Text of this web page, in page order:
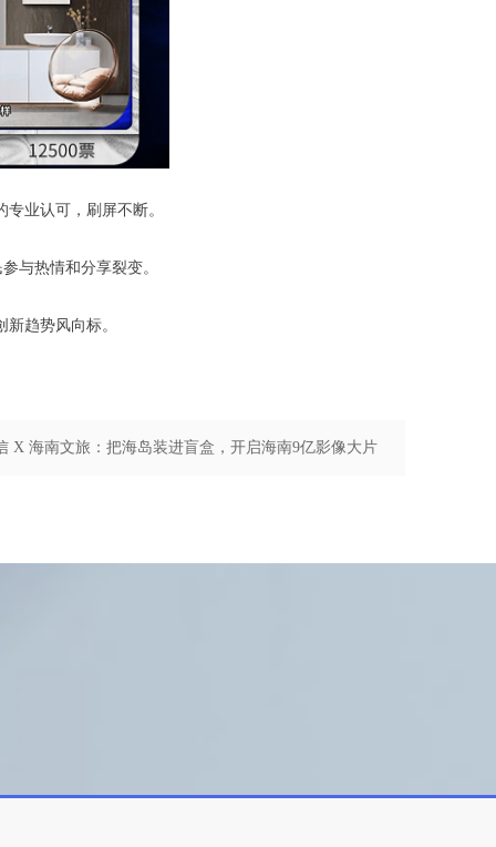
X 海南文旅：把海岛装进盲盒，开启海南9亿影像大片
业认可，刷屏不断。
与热情和分享裂变。
趋势风向标。